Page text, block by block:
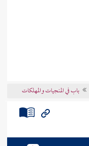
باب في المنجيات والمهلكات